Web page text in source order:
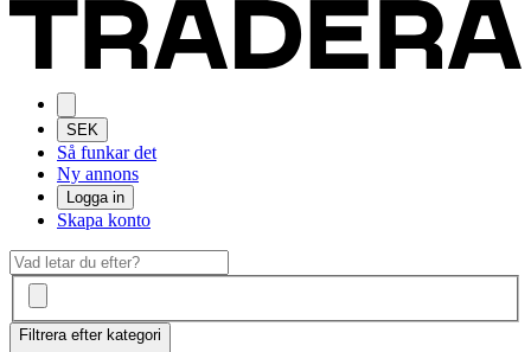
SEK
Så funkar det
Ny annons
Logga in
Skapa konto
Filtrera efter kategori